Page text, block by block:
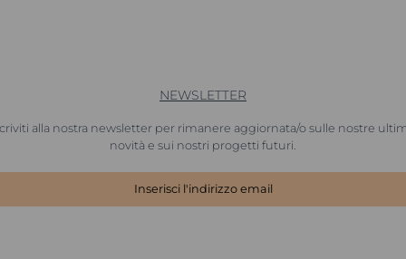
NEWSLETTER
alla nostra newsletter per rimanere aggiornata/o sulle nostre
novità e sui nostri progetti futuri.